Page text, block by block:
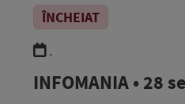
ÎNCHEIAT
.
INFOMANIA • 28